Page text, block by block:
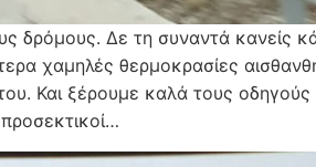
δρόμους. Δε τη συναντά κανείς
χαμηλές θερμοκρασίες
Και ξέρουμε καλά τους οδηγούς